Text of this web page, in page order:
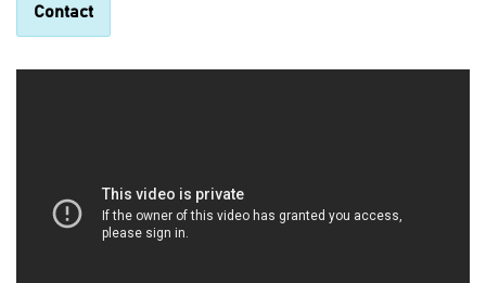
Contact